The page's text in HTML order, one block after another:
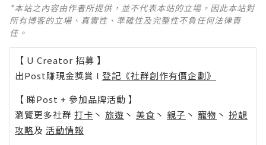
*本站之內容由作者所提供，並不代表本站的立場。因此本站對
所有博客的立場、真實性、準確性及完整性不負任何法律責
任。
【 U Creator 招募 】
出Post賺現金獎賞 l 登記《社群創作有價企劃》
【 睇Post + 參加品牌活動 】
瀏覽更多社群 打卡 丶 旅遊 丶 美食 丶 親子 丶 寵物 丶 扮靚
攻略及 活動情報